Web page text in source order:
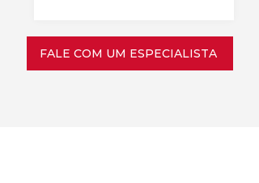
FALE COM UM ESPECIALISTA